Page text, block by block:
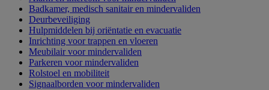
Badkamer, medisch sanitair en mindervaliden
Deurbeveiliging
Hulpmiddelen bij oriëntatie en evacuatie
Inrichting voor trappen en vloeren
Meubilair voor mindervaliden
Parkeren voor mindervaliden
Rolstoel en mobiliteit
Signaalborden voor mindervaliden